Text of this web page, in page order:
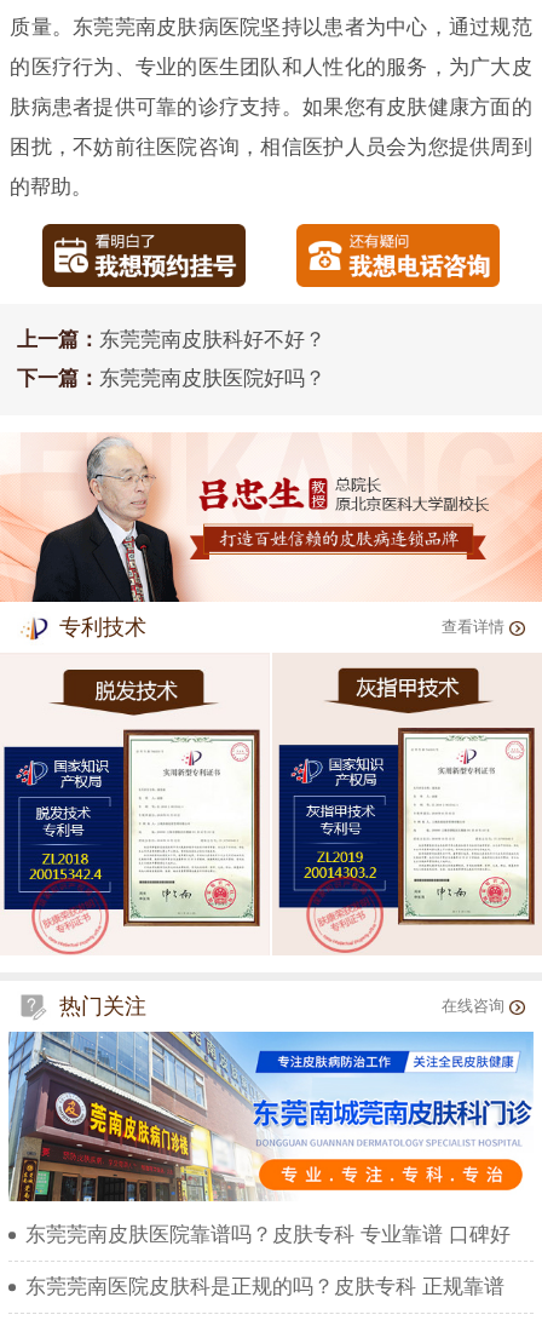
质量。东莞莞南皮肤病医院坚持以患者为中心，通过规范
的医疗行为、专业的医生团队和人性化的服务，为广大皮
肤病患者提供可靠的诊疗支持。如果您有皮肤健康方面的
困扰，不妨前往医院咨询，相信医护人员会为您提供周到
的帮助。
上一篇： 东莞莞南皮肤科好不好？
下一篇： 东莞莞南皮肤医院好吗？
专利技术 查看详情
热门关注 在线咨询
东莞莞南皮肤医院靠谱吗？皮肤专科 专业靠谱 口碑好
东莞莞南医院皮肤科是正规的吗？皮肤专科 正规靠谱